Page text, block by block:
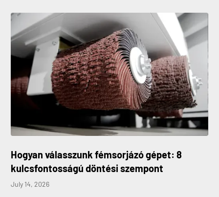
Hogyan válasszunk fémsorjázó gépet: 8
kulcsfontosságú döntési szempont
July 14, 2026